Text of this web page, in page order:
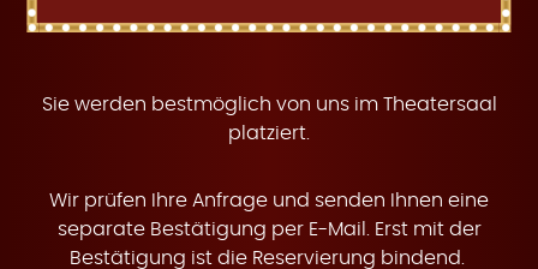
r Sie werden bestmöglich von uns im Theatersaal
platziert.
Wir prüfen Ihre Anfrage und senden Ihnen eine
separate Bestätigung per E-Mail. Erst mit der
Bestätigung ist die Reservierung bindend.